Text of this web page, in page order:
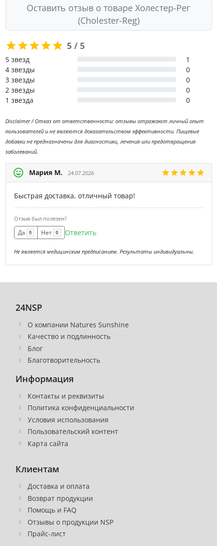
Оставить отзыв о товаре Холестер-Рег
(Cholester-Reg)
5 / 5
5 звезд
1
4 звезды
0
3 звезды
0
2 звезды
0
1 звезда
0
Disclaimer / Отказ от ответственности: отзывы отражают личный опыт
пользователей и не являются доказательством эффективности. Пищевые
добавки не предназначены для диагностики, лечения или предотвращения
заболеваний.
Мария М. 24.07.2026
Быстрая доставка, отличный товар!
Отзыв был полезен?
Да 0 Нет 0 Ответить
Не является медицинским предписанием. Результаты индивидуальны.
24NSP
О компании Natures Sunshine
Качество и подлинность
Блог
Благотворительность
Информация
Контакты и реквизиты
Политика конфиденциальности
Условия использования
Пользовательский контент
Карта сайта
Клиентам
Доставка и оплата
Возврат продукции
Помощь и FAQ
Отзывы о продукции NSP
Прайс-лист